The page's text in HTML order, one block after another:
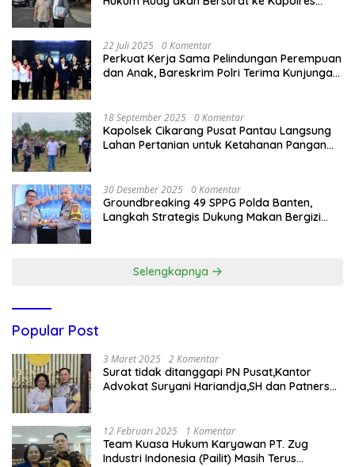
22 Juli 2025 0 Komentar
Perkuat Kerja Sama Pelindungan Perempuan
dan Anak, Bareskrim Polri Terima Kunjungan
18 September 2025 0 Komentar
Kapolsek Cikarang Pusat Pantau Langsung
Lahan Pertanian untuk Ketahanan Pangan
30 Desember 2025 0 Komentar
Groundbreaking 49 SPPG Polda Banten,
Langkah Strategis Dukung Makan Bergizi
Selengkapnya
Popular Post
3 Maret 2025 2 Komentar
Surat tidak ditanggapi PN Pusat,Kantor
Advokat Suryani Hariandja,SH dan Patners
12 Februari 2025 1 Komentar
Team Kuasa Hukum Karyawan PT. Zug
Industri Indonesia (Pailit) Masih Terus